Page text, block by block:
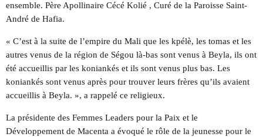
ensemble. Père Apollinaire Cécé Kolié , Curé de la Paroisse Saint-
André de Hafia.
« C’est à la suite de l’empire du Mali que les kpélè, les tomas et les
autres venus de la région de Ségou là-bas sont venus à Beyla, ils ont
été accueillis par les koniankés et ils sont venus plus bas. Les
koniankés sont venus après pour trouver leurs frères qu’ils avaient
accueillis à Beyla. », a rappelé ce religieux.
La présidente des Femmes Leaders pour la Paix et le
Développement de Macenta a évoqué le rôle de la jeunesse pour le